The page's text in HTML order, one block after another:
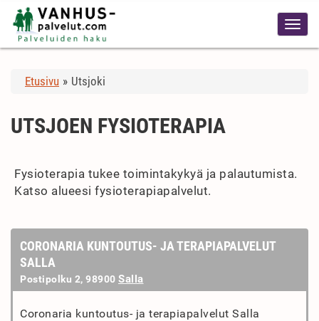
Etusivu » Utsjoki
UTSJOEN FYSIOTERAPIA
Fysioterapia tukee toimintakykyä ja palautumista.
Katso alueesi fysioterapiapalvelut.
CORONARIA KUNTOUTUS- JA TERAPIAPALVELUT
SALLA
Postipolku 2, 98900 Salla
Coronaria kuntoutus- ja terapiapalvelut Salla